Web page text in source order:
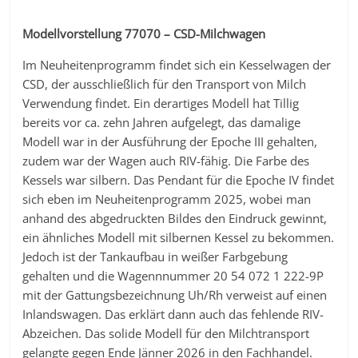
Modellvorstellung 77070 – CSD-Milchwagen
Im Neuheitenprogramm findet sich ein Kesselwagen der
CSD, der ausschließlich für den Transport von Milch
Verwendung findet. Ein derartiges Modell hat Tillig
bereits vor ca. zehn Jahren aufgelegt, das damalige
Modell war in der Ausführung der Epoche III gehalten,
zudem war der Wagen auch RIV-fähig. Die Farbe des
Kessels war silbern. Das Pendant für die Epoche IV findet
sich eben im Neuheitenprogramm 2025, wobei man
anhand des abgedruckten Bildes den Eindruck gewinnt,
ein ähnliches Modell mit silbernen Kessel zu bekommen.
Jedoch ist der Tankaufbau in weißer Farbgebung
gehalten und die Wagennnummer 20 54 072 1 222-9P
mit der Gattungsbezeichnung Uh/Rh verweist auf einen
Inlandswagen. Das erklärt dann auch das fehlende RIV-
Abzeichen. Das solide Modell für den Milchtransport
gelangte gegen Ende Jänner 2026 in den Fachhandel.